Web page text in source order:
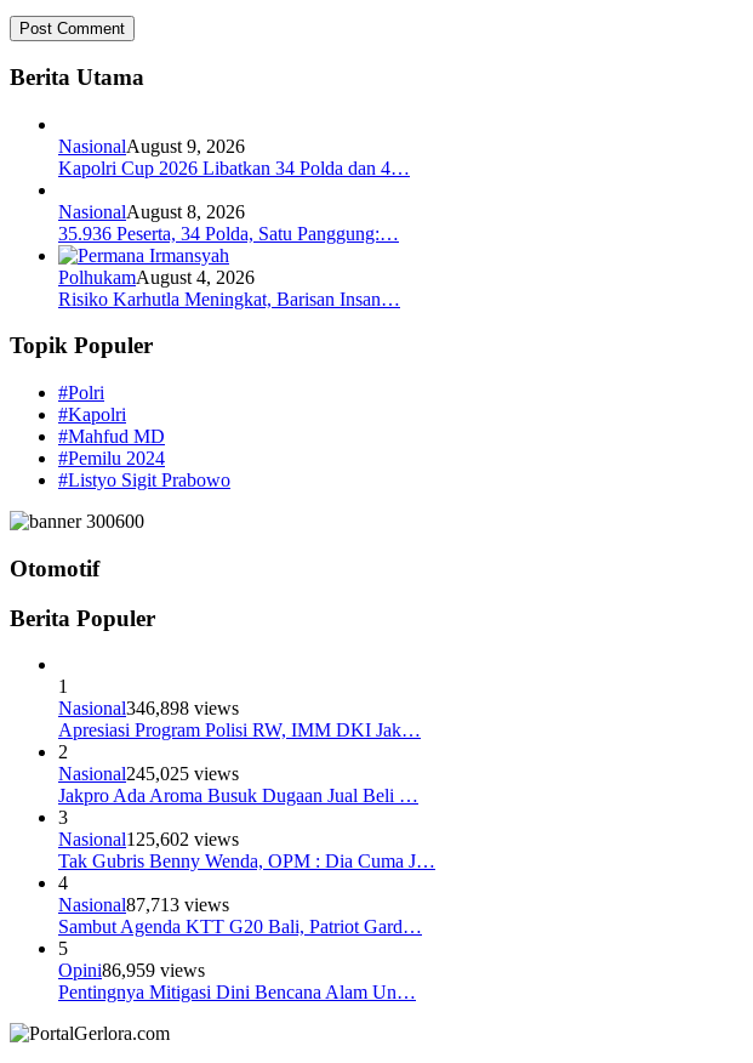
Berita Utama
NasionalAugust 9, 2026
Kapolri Cup 2026 Libatkan 34 Polda dan 4…
NasionalAugust 8, 2026
35.936 Peserta, 34 Polda, Satu Panggung:…
PolhukamAugust 4, 2026
Risiko Karhutla Meningkat, Barisan Insan…
Topik Populer
#Polri
#Kapolri
#Mahfud MD
#Pemilu 2024
#Listyo Sigit Prabowo
Otomotif
Berita Populer
1
Nasional346,898 views
Apresiasi Program Polisi RW, IMM DKI Jak…
2
Nasional245,025 views
Jakpro Ada Aroma Busuk Dugaan Jual Beli …
3
Nasional125,602 views
Tak Gubris Benny Wenda, OPM : Dia Cuma J…
4
Nasional87,713 views
Sambut Agenda KTT G20 Bali, Patriot Gard…
5
Opini86,959 views
Pentingnya Mitigasi Dini Bencana Alam Un…